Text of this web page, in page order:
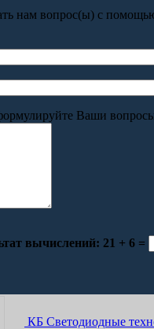
нам вопрос(ы) с
Ваши
вычислений: 21 + 6 =
КБ Светодиодные